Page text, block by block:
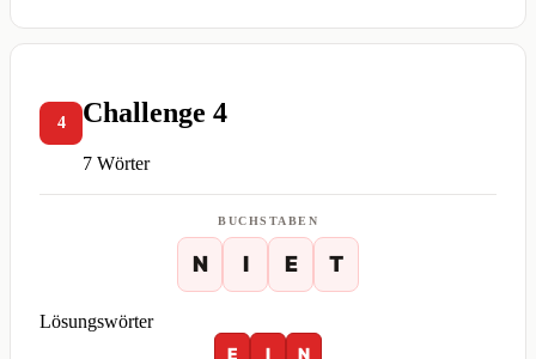
4 Challenge 4
7 Wörter
BUCHSTABEN
N I E T
Lösungswörter
E
I N